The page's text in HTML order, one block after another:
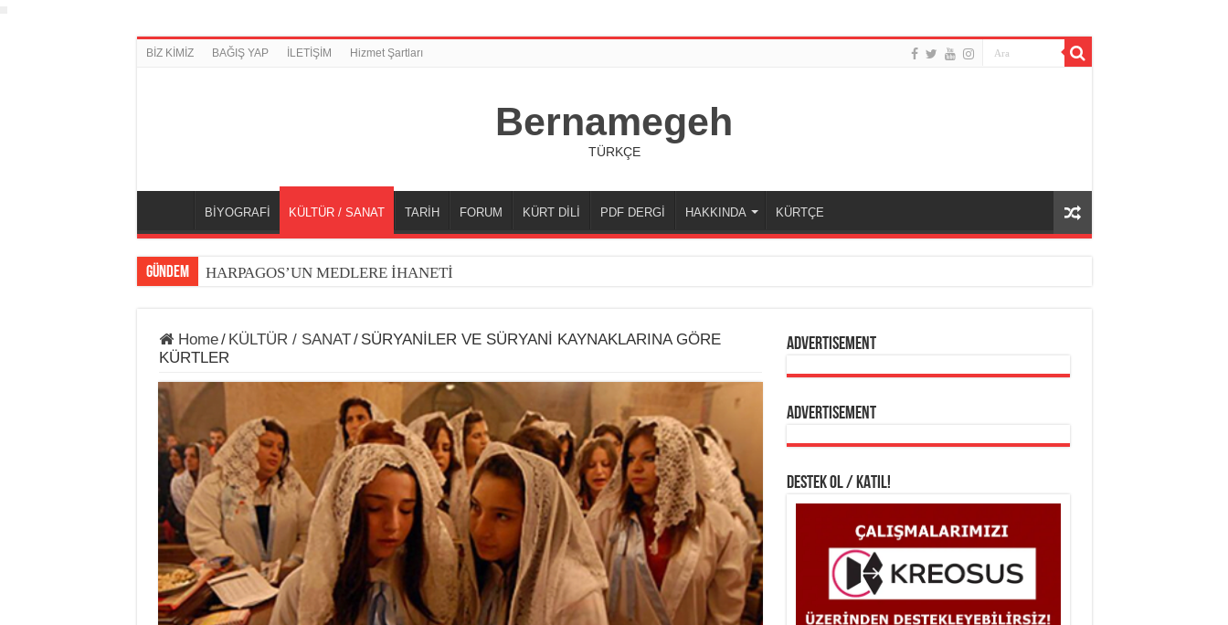
BİZ KİMİZ BAĞIŞ YAP İLETİŞİM Hizmet Şartları
Bernamegeh
TÜRKÇE
BİYOGRAFİ KÜLTÜR / SANAT TARİH FORUM KÜRT DİLİ PDF DERGİ HAKKINDA KÜRTÇE
GÜNDEM HARPAGOS’UN MEDLERE İHANETİ
Home/ KÜLTÜR / SANAT/ SÜRYANİLER VE SÜRYANİ KAYNAKLARINA GÖRE
KÜRTLER
Advertisement
Advertisement
DESTEK OL / KATIL!